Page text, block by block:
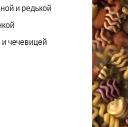
и редькой
чечевицей